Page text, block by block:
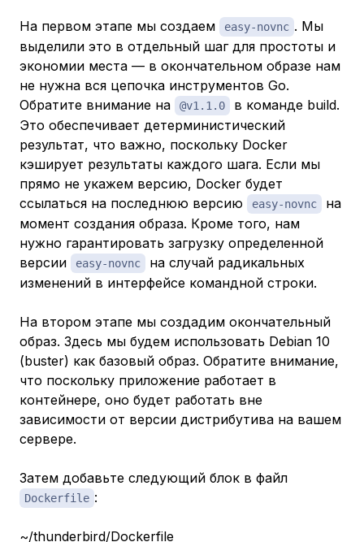
На первом этапе мы создаем easy-novnc . Мы
выделили это в отдельный шаг для простоты и
экономии места — в окончательном образе нам
не нужна вся цепочка инструментов Go.
Обратите внимание на
@v1.1.0
в команде build.
Это обеспечивает детерминистический
результат, что важно, поскольку Docker
кэширует результаты каждого шага. Если мы
прямо не укажем версию, Docker будет
ссылаться на последнюю версию
easy-novnc
на
момент создания образа. Кроме того, нам
нужно гарантировать загрузку определенной
версии
easy-novnc
на случай радикальных
изменений в интерфейсе командной строки.
На втором этапе мы создадим окончательный
образ. Здесь мы будем использовать Debian 10
(buster) как базовый образ. Обратите внимание,
что поскольку приложение работает в
контейнере, оно будет работать вне
зависимости от версии дистрибутива на вашем
сервере.
Затем добавьте следующий блок в файл
Dockerfile :
~/thunderbird/Dockerfile